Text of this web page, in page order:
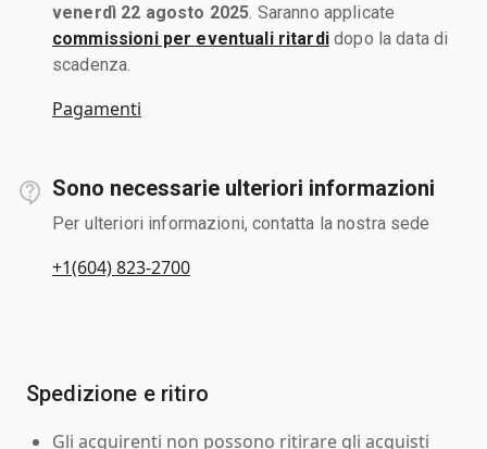
venerdì 22 agosto 2025 . Saranno applicate
commissioni per eventuali ritardidopo la data di
scadenza.
Pagamenti
Sono necessarie ulteriori informazioni
Per ulteriori informazioni, contatta la nostra sede
+1(604) 823-2700
Spedizione e ritiro
Gli acquirenti non possono ritirare gli acquisti